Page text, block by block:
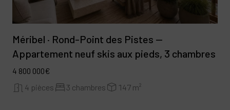
Méribel · Rond-Point des Pistes —
Appartement neuf skis aux pieds, 3 chambres
4 800 000€
4 pièces
3 chambres 147 m²